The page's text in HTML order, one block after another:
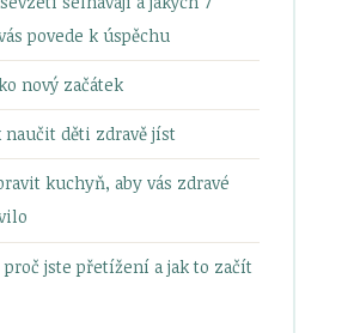
povede k úspěchu
nový začátek
naučit děti zdravě jíst
kuchyň, aby vás zdravé
proč jste přetížení a jak to začít